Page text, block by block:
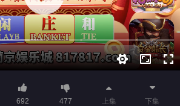
692 477 上集 下集